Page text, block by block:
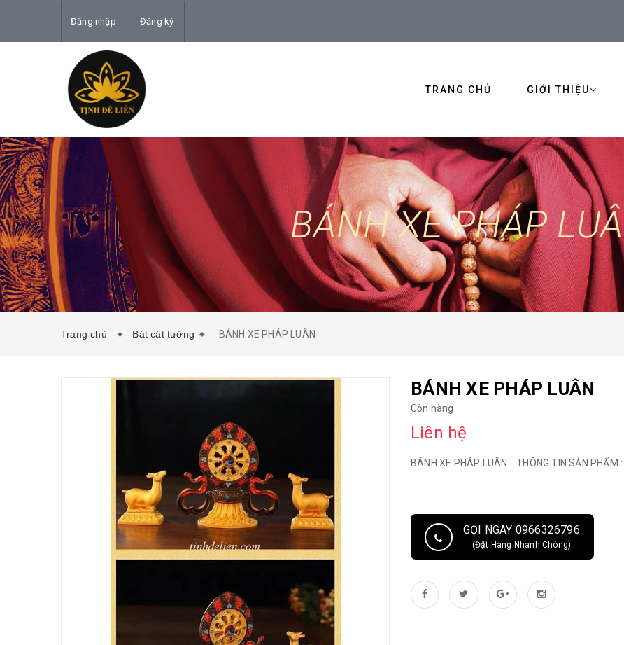
Đăng nhập Đăng ký
TRANG CHỦ GIỚI THIỆU
BÁNH XE PHÁP
Trang chủ Bát cát tường BÁNH XE PHÁP LUÂN
BÁNH XE PHÁP LUÂN
Còn hàng
Liên hệ
BÁNH XE PHÁP LUÂN THÔNG TIN SẢN
GỌI NGAY 0966326796
(Đặt Hàng Nhanh Chóng)